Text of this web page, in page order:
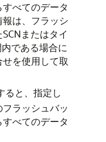
べてのデータ
は、フラッシ
またはタイ
である場合に
を使用して取
ると、指定し
ラッシュバッ
べてのデータ